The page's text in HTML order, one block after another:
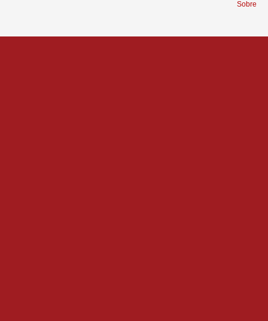
Sobre